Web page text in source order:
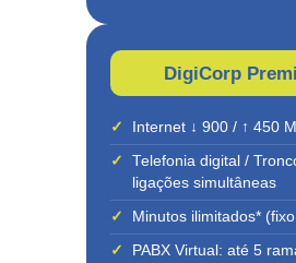
DigiCorp
✓ Internet ↓ 900 / ↑ 450
✓
Telefonia digital /
ligações simultâneas
✓ Minutos ilimitados*
✓
PABX Virtual: até 5